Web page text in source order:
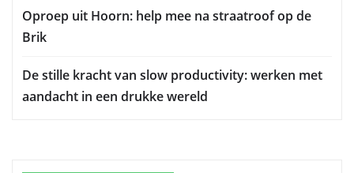
Oproep uit Hoorn: help mee na straatroof op de
Brik
De stille kracht van slow productivity: werken met
aandacht in een drukke wereld